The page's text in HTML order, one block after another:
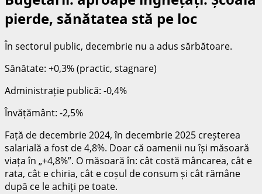
pierde, sănătatea stă pe loc
În sectorul public, decembrie nu a adus sărbătoare.
Sănătate: +0,3% (practic, stagnare)
Administrație publică: -0,4%
Învățământ: -2,5%
Față de decembrie 2024, în decembrie 2025 creșterea
salarială a fost de 4,8%. Doar că oamenii nu își măsoară
viața în „+4,8%”. O măsoară în: cât costă mâncarea, cât e
rata, cât e chiria, cât e coșul de consum și cât rămâne
după ce le achiți pe toate.